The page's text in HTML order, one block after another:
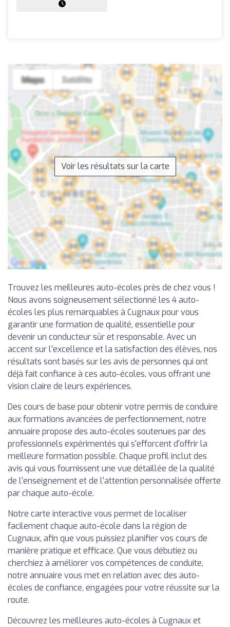
Voir les résultats sur la carte
Trouvez les meilleures auto-écoles près de chez vous !
Nous avons soigneusement sélectionné les 4 auto-
écoles les plus remarquables à Cugnaux pour vous
garantir une formation de qualité, essentielle pour
devenir un conducteur sûr et responsable. Avec un
accent sur l'excellence et la satisfaction des élèves, nos
résultats sont basés sur les avis de personnes qui ont
déjà fait confiance à ces auto-écoles, vous offrant une
vision claire de leurs expériences.
Des cours de base pour obtenir votre permis de conduire
aux formations avancées de perfectionnement, notre
annuaire propose des auto-écoles soutenues par des
professionnels expérimentés qui s'efforcent d'offrir la
meilleure formation possible. Chaque profil inclut des
avis qui vous fournissent une vue détaillée de la qualité
de l'enseignement et de l'attention personnalisée offerte
par chaque auto-école.
Notre carte interactive vous permet de localiser
facilement chaque auto-école dans la région de
Cugnaux, afin que vous puissiez planifier vos cours de
manière pratique et efficace. Que vous débutiez ou
cherchiez à améliorer vos compétences de conduite,
notre annuaire vous met en relation avec des auto-
écoles de confiance, engagées pour votre réussite sur la
route.
Découvrez les meilleures auto-écoles à Cugnaux et